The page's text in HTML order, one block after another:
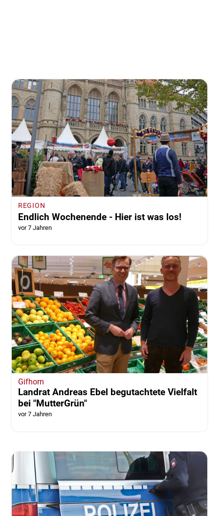
REGION
Endlich Wochenende - Hier ist was los!
vor 7 Jahren
Gifhorn
Landrat Andreas Ebel begutachtete Vielfalt
bei "MutterGrün"
vor 7 Jahren